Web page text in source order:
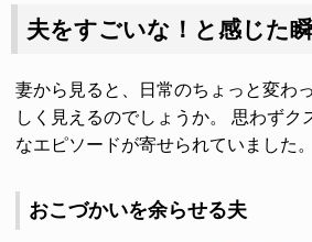
夫をすごいな！と感じた
妻から見ると、日常のちょっと変わ
しく見えるのでしょうか。 思わずク
なエピソードが寄せられていました。
おこづかいを余らせる夫